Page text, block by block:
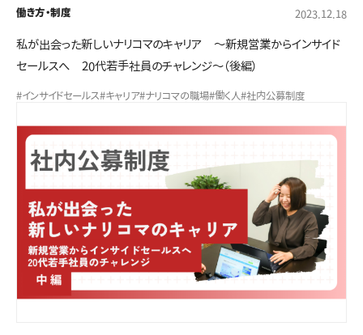
働き方・制度 2023.12.18
私が出会った新しいナリコマのキャリア ～新規営業からインサイド
セールスへ 20代若手社員のチャレンジ～（後編）
#インサイドセールス#キャリア#ナリコマの職場#働く人#社内公募制度